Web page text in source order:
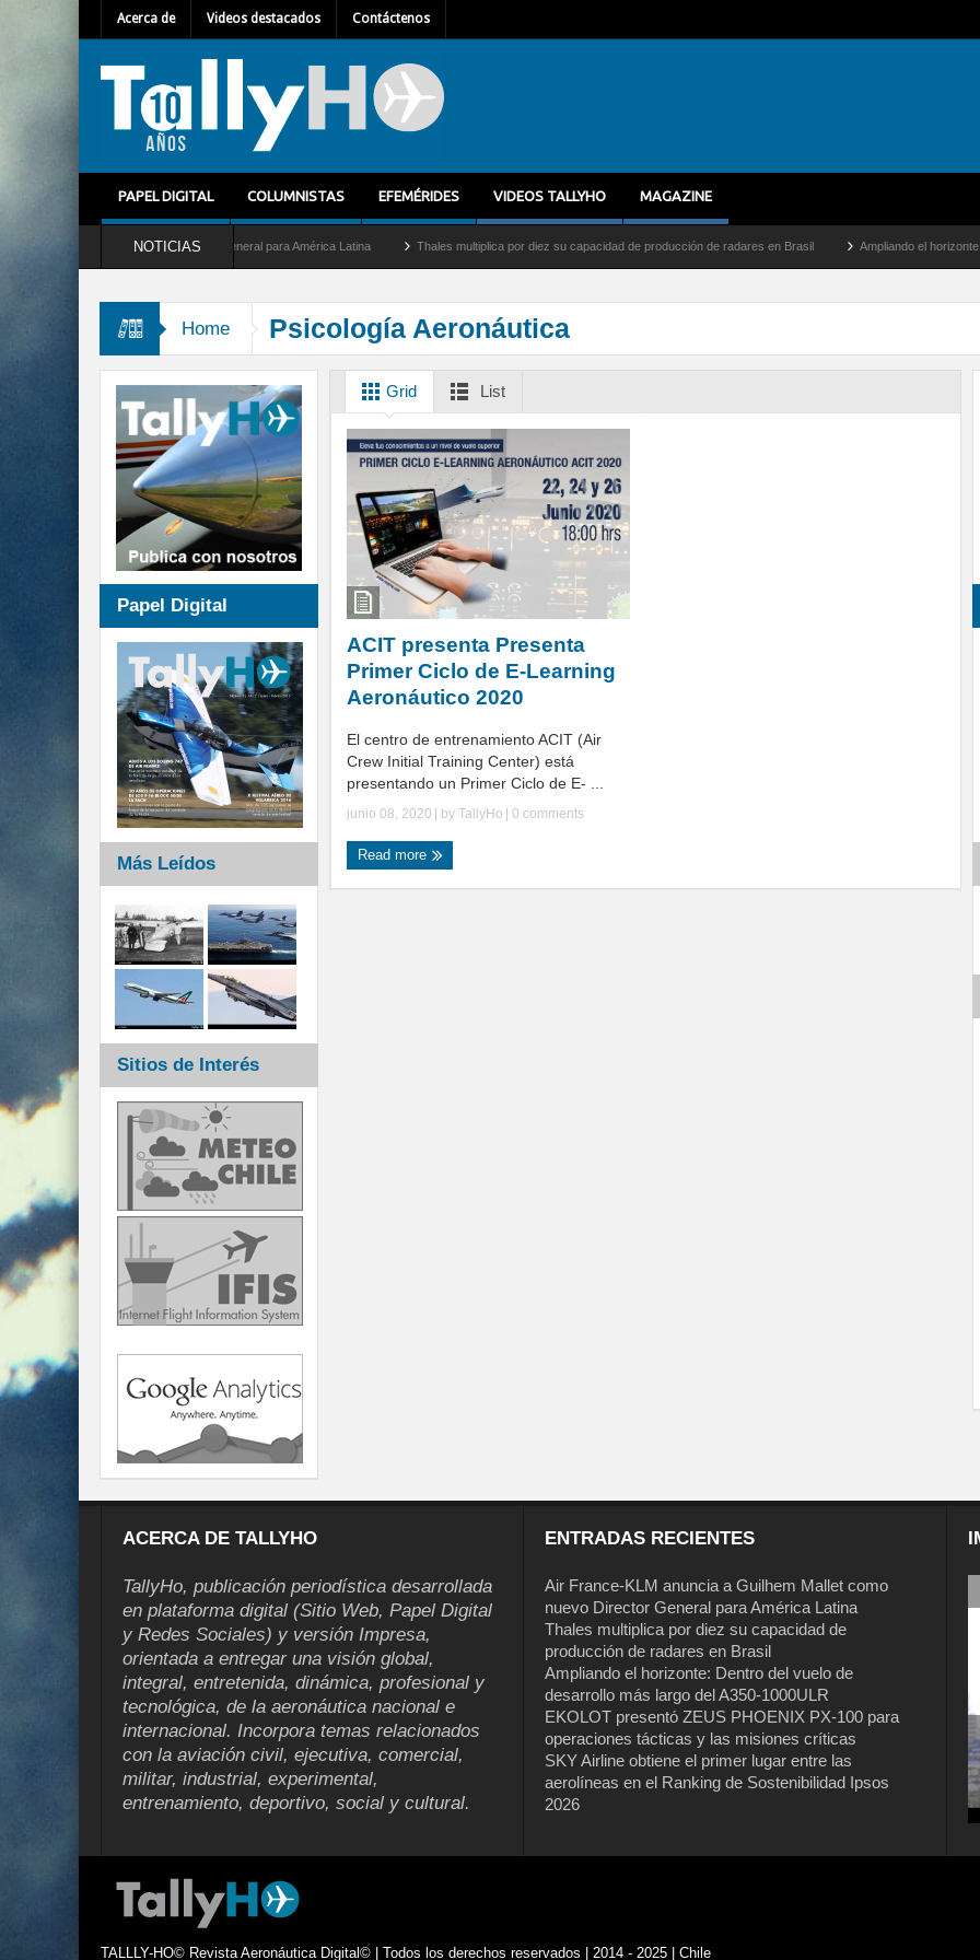
Acerca de Videos destacados Contáctenos
PAPEL DIGITAL COLUMNISTAS EFEMÉRIDES VIDEOS TALLYHO MAGAZINE
NOTICIAS
Mallet como nuevo Director General para América Latina Thales multiplica por diez su capacidad de producción de radares en Brasil Ampliando el horizonte: Dentro
Home Psicología Aeronáutica
Grid List
ACIT presenta Presenta
Primer Ciclo de E-Learning
Aeronáutico 2020
El centro de entrenamiento ACIT (Air
Crew Initial Training Center) está
presentando un Primer Ciclo de E- ...
junio 08, 2020 | by TallyHo 0 comments
Read more
Papel Digital
Más Leídos
Sitios de Interés
ACERCA DE TALLYHO
TallyHo, publicación periodística desarrollada
en plataforma digital (Sitio Web, Papel Digital
y Redes Sociales) y versión Impresa,
orientada a entregar una visión global,
integral, entretenida, dinámica, profesional y
tecnológica, de la aeronáutica nacional e
internacional. Incorpora temas relacionados
con la aviación civil, ejecutiva, comercial,
militar, industrial, experimental,
entrenamiento, deportivo, social y cultural.
ENTRADAS RECIENTES
Air France-KLM anuncia a Guilhem Mallet como
nuevo Director General para América Latina
Thales multiplica por diez su capacidad de
producción de radares en Brasil
Ampliando el horizonte: Dentro del vuelo de
desarrollo más largo del A350-1000ULR
EKOLOT presentó ZEUS PHOENIX PX-100 para
operaciones tácticas y las misiones críticas
SKY Airline obtiene el primer lugar entre las
aerolíneas en el Ranking de Sostenibilidad Ipsos
2026
TALLLY-HO© Revista Aeronáutica Digital© | Todos los derechos reservados | 2014 - 2025 | Chile